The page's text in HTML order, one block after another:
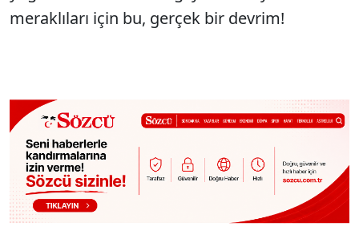
meraklıları için bu, gerçek bir devrim!